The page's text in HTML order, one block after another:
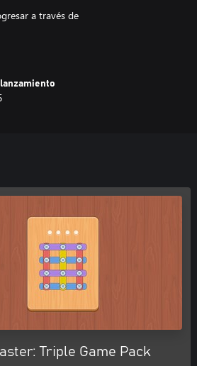
a través de
más complejos.
ahora y vea si
Triple Game Pack